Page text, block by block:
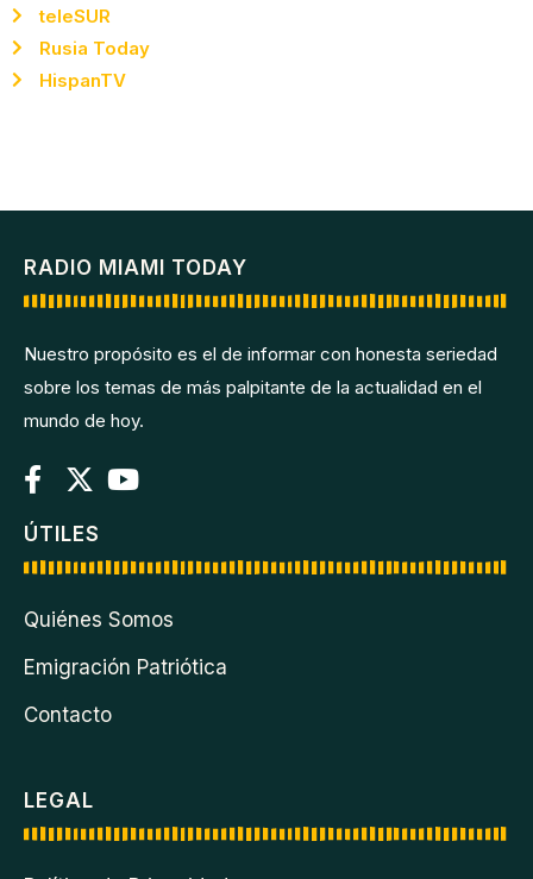
teleSUR
Rusia Today
HispanTV
RADIO MIAMI TODAY
Nuestro propósito es el de informar con honesta seriedad
sobre los temas de más palpitante de la actualidad en el
mundo de hoy.
ÚTILES
Quiénes Somos
Emigración Patriótica
Contacto
LEGAL